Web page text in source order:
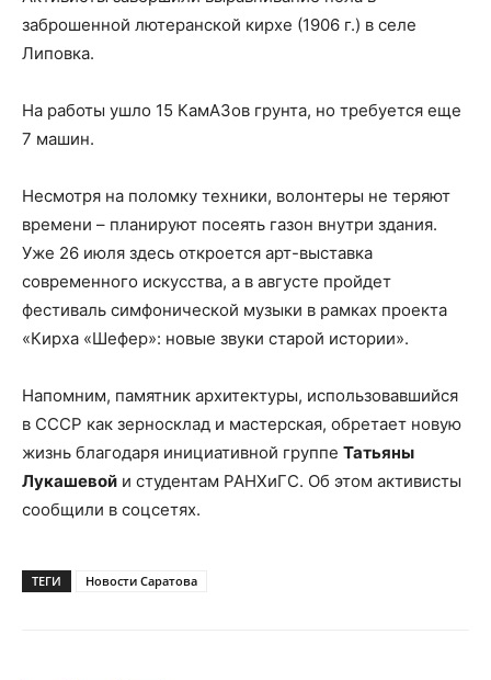
заброшенной лютеранской кирхе (1906 г.) в селе
Липовка.
На работы ушло 15 КамАЗов грунта, но требуется еще
7 машин.
Несмотря на поломку техники, волонтеры не теряют
времени – планируют посеять газон внутри здания.
Уже 26 июля здесь откроется арт-выставка
современного искусства, а в августе пройдет
фестиваль симфонической музыки в рамках проекта
«Кирха «Шефер»: новые звуки старой истории».
Напомним, памятник архитектуры, использовавшийся
в СССР как зерносклад и мастерская, обретает новую
жизнь благодаря инициативной группе Татьяны
Лукашевой и студентам РАНХиГС. Об этом активисты
сообщили в соцсетях.
ТЕГИ Новости Саратова